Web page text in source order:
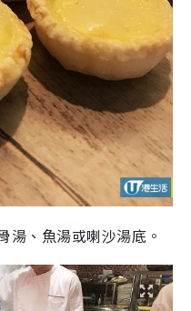
湯、魚湯或喇沙湯底。